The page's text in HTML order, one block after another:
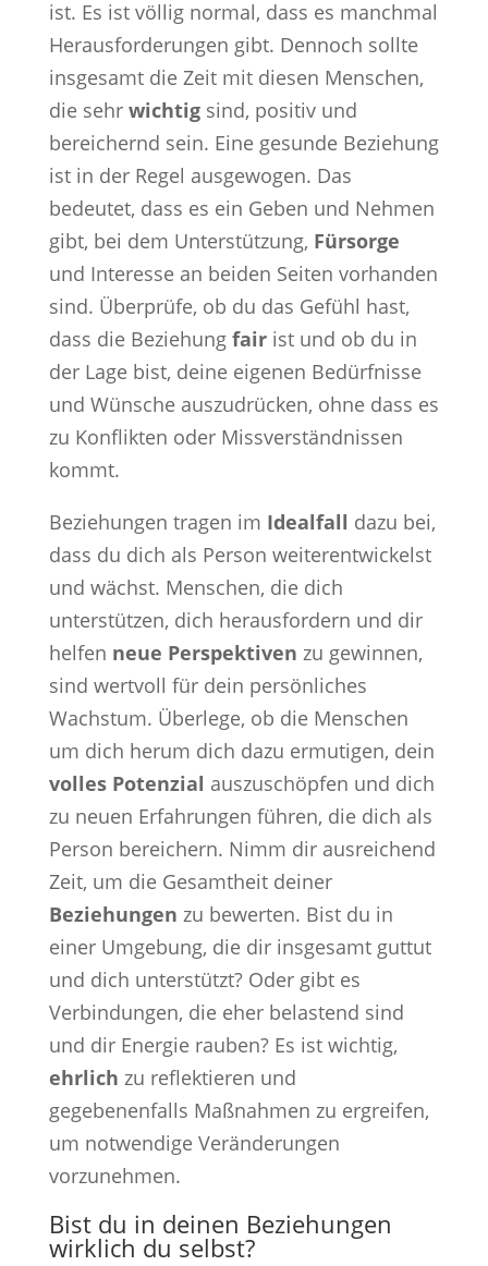
ist. Es ist völlig normal, dass es manchmal
Herausforderungen gibt. Dennoch sollte
insgesamt die Zeit mit diesen Menschen,
die sehr wichtigsind, positiv und
bereichernd sein. Eine gesunde Beziehung
ist in der Regel ausgewogen. Das
bedeutet, dass es ein Geben und Nehmen
gibt, bei dem Unterstützung, Fürsorge
und Interesse an beiden Seiten vorhanden
sind. Überprüfe, ob du das Gefühl hast,
dass die Beziehung fairist und ob du in
der Lage bist, deine eigenen Bedürfnisse
und Wünsche auszudrücken, ohne dass es
zu Konflikten oder Missverständnissen
kommt.
Beziehungen tragen im Idealfall dazu bei,
dass du dich als Person weiterentwickelst
und wächst. Menschen, die dich
unterstützen, dich herausfordern und dir
helfen neue Perspektiven zu gewinnen,
sind wertvoll für dein persönliches
Wachstum. Überlege, ob die Menschen
um dich herum dich dazu ermutigen, dein
volles Potenzial auszuschöpfen und dich
zu neuen Erfahrungen führen, die dich als
Person bereichern. Nimm dir ausreichend
Zeit, um die Gesamtheit deiner
Beziehungen zu bewerten. Bist du in
einer Umgebung, die dir insgesamt guttut
und dich unterstützt? Oder gibt es
Verbindungen, die eher belastend sind
und dir Energie rauben? Es ist wichtig,
ehrlich zu reflektieren und
gegebenenfalls Maßnahmen zu ergreifen,
um notwendige Veränderungen
vorzunehmen.
Bist du in deinen Beziehungen
wirklich du selbst?